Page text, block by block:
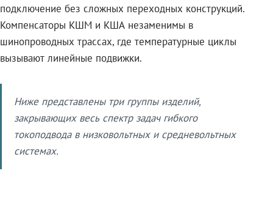
подключение без сложных переходных конструкций.
Компенсаторы КШМ и КША незаменимы в
шинопроводных трассах, где температурные циклы
вызывают линейные подвижки.
Ниже представлены три группы изделий,
закрывающих весь спектр задач гибкого
токоподвода в низковольтных и средневольтных
системах.